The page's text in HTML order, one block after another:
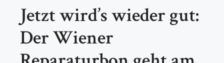
Jetzt wird’s wieder gut:
Der Wiener